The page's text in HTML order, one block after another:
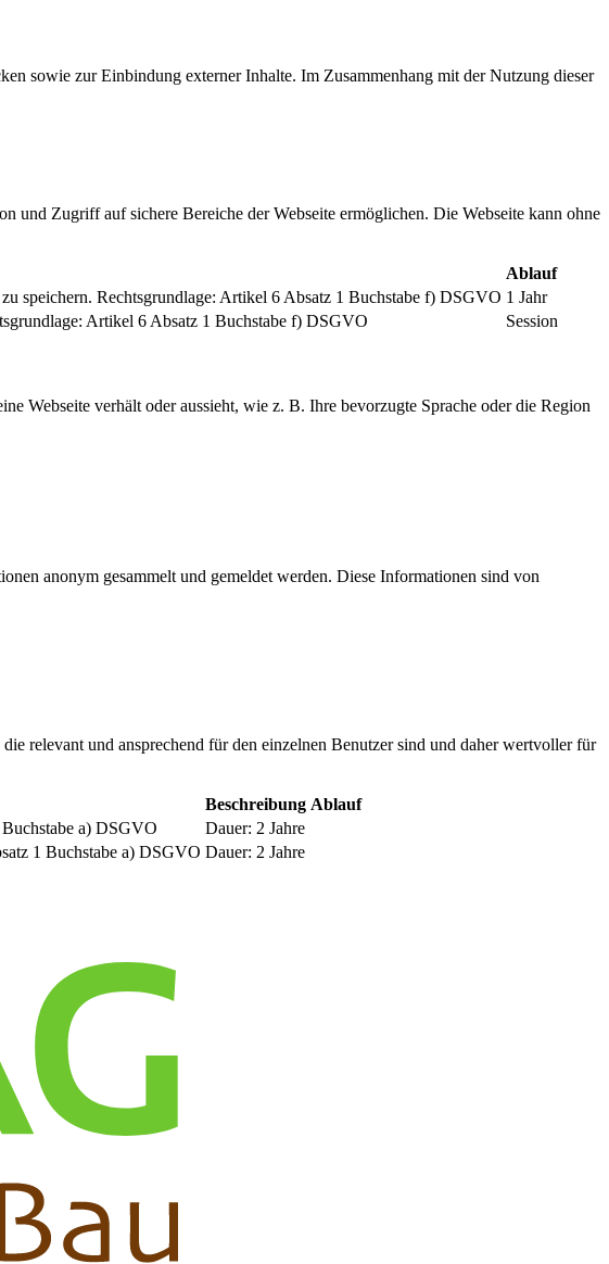
sowie zur Einbindung externer Inhalte. Im Zusammenhang mit der Nutzung dieser
und Zugriff auf sichere Bereiche der Webseite ermöglichen. Die Webseite kann ohne
Ablauf
speichern. Rechtsgrundlage: Artikel 6 Absatz 1 Buchstabe f) DSGVO 1 Jahr
Artikel 6 Absatz 1 Buchstabe f) DSGVO Session
Webseite verhält oder aussieht, wie z. B. Ihre bevorzugte Sprache oder die Region
anonym gesammelt und gemeldet werden. Diese Informationen sind von
relevant und ansprechend für den einzelnen Benutzer sind und daher wertvoller für
Beschreibung Ablauf
a) DSGVO
Dauer: 2 Jahre
1 Buchstabe a) DSGVO Dauer: 2 Jahre